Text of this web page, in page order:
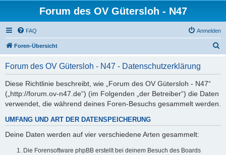
Forum des OV Gütersloh - N47
FAQ Anmelden
Foren-Übersicht
Forum des OV Gütersloh - N47 - Datenschutzerklärung
Diese Richtlinie beschreibt, wie „Forum des OV Gütersloh - N47“
(„http://forum.ov-n47.de“) (im Folgenden „der Betreiber“) die Daten
verwendet, die während deines Foren-Besuchs gesammelt werden.
UMFANG UND ART DER DATENSPEICHERUNG
Deine Daten werden auf vier verschiedene Arten gesammelt:
Die Forensoftware phpBB erstellt bei deinem Besuch des Boards